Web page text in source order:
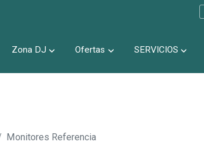
Zona DJ Ofertas SERVICIOS
Monitores Referencia